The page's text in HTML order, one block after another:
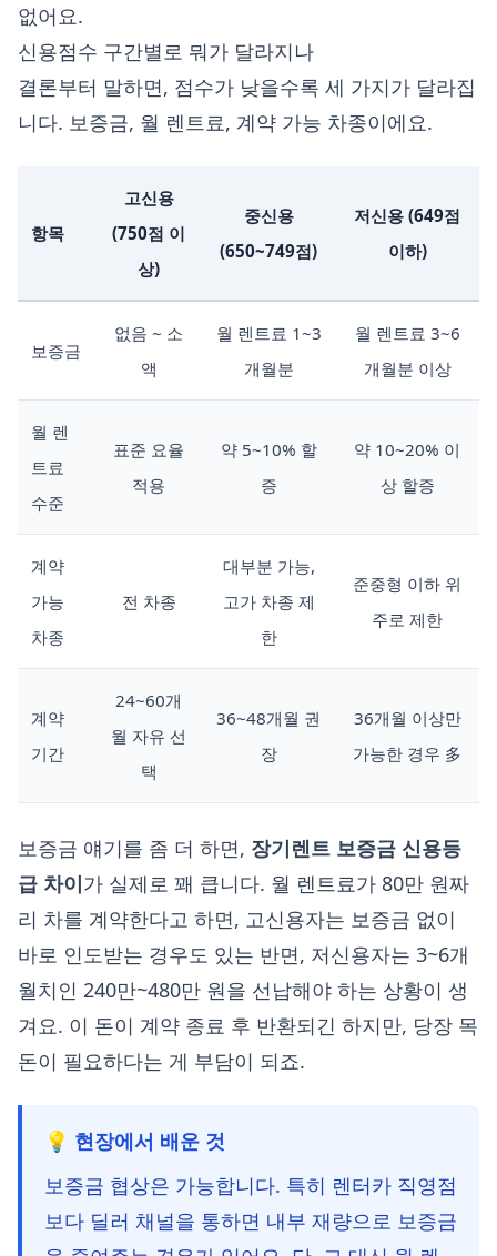
없어요.
신용점수 구간별로 뭐가 달라지나
결론부터 말하면, 점수가 낮을수록 세 가지가 달라집
니다. 보증금, 월 렌트료, 계약 가능 차종이에요.
항목
고신용
(750점 이
상)
중신용
(650~749점)
저신용 (649점
이하)
보증금
없음 ~ 소
액
월 렌트료 1~3
개월분
월 렌트료 3~6
개월분 이상
월 렌
트료
수준
표준 요율
적용
약 5~10% 할
증
약 10~20% 이
상 할증
계약
가능
차종
전 차종
대부분 가능,
고가 차종 제
한
준중형 이하 위
주로 제한
계약
기간
24~60개
월 자유 선
택
36~48개월 권
장
36개월 이상만
가능한 경우 多
보증금 얘기를 좀 더 하면, 장기렌트 보증금 신용등
급 차이가 실제로 꽤 큽니다. 월 렌트료가 80만 원짜
리 차를 계약한다고 하면, 고신용자는 보증금 없이
바로 인도받는 경우도 있는 반면, 저신용자는 3~6개
월치인 240만~480만 원을 선납해야 하는 상황이 생
겨요. 이 돈이 계약 종료 후 반환되긴 하지만, 당장 목
돈이 필요하다는 게 부담이 되죠.
💡 현장에서 배운 것
보증금 협상은 가능합니다. 특히 렌터카 직영점
보다 딜러 채널을 통하면 내부 재량으로 보증금